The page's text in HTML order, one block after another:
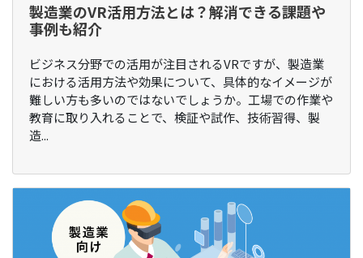
製造業のVR活用方法とは？解消できる課題や
事例も紹介
ビジネス分野での活用が注目されるVRですが、製造業
における活用方法や効果について、具体的なイメージが
難しい方も多いのではないでしょうか。工場での作業や
教育に取り入れることで、検証や試作、技術習得、製
造...